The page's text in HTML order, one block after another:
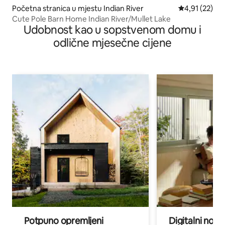
Početna stranica u mjestu Indian River prosječna
4,91 (22)
Cute Pole Barn Home Indian River/Mullet Lake
Udobnost kao u sopstvenom domu i
odlične mjesečne cijene
Potpuno opremljeni Digitalni